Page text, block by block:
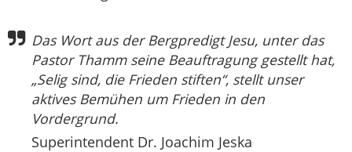
Das Wort aus der Bergpredigt Jesu, unter das
Pastor Thamm seine Beauftragung gestellt hat,
„Selig sind, die Frieden stiften“, stellt unser
aktives Bemühen um Frieden in den
Vordergrund.
Superintendent Dr. Joachim Jeska